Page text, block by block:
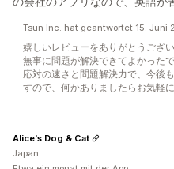
Tsun Inc. hat geantwortet 15. Juni
嬉しいレビューをありがとうござい
無事に問題が解決できてよかったで
応対の速さと問題解決力で、今後
すので、何かありましたらお気軽
Alice's Dog & Cat
Japan